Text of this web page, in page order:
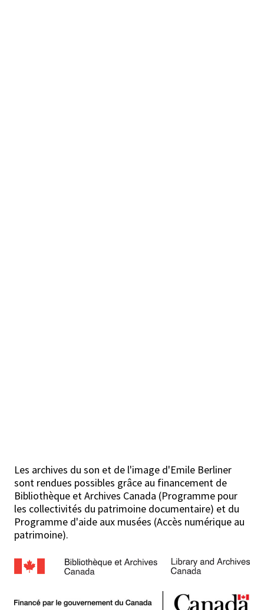
Les archives du son et de l'image d'Emile Berliner
sont rendues possibles grâce au financement de
Bibliothèque et Archives Canada (Programme pour
les collectivités du patrimoine documentaire) et du
Programme d'aide aux musées (Accès numérique au
patrimoine).